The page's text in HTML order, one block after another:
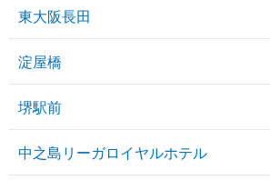
東大阪長田
淀屋橋
堺駅前
中之島リーガロイヤルホテル